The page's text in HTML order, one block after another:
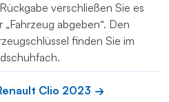
verschließen Sie es
„Fahrzeug abgeben“. Den
finden Sie im
Clio 2023